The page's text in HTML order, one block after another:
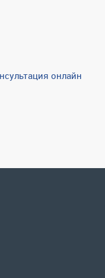
онлайн